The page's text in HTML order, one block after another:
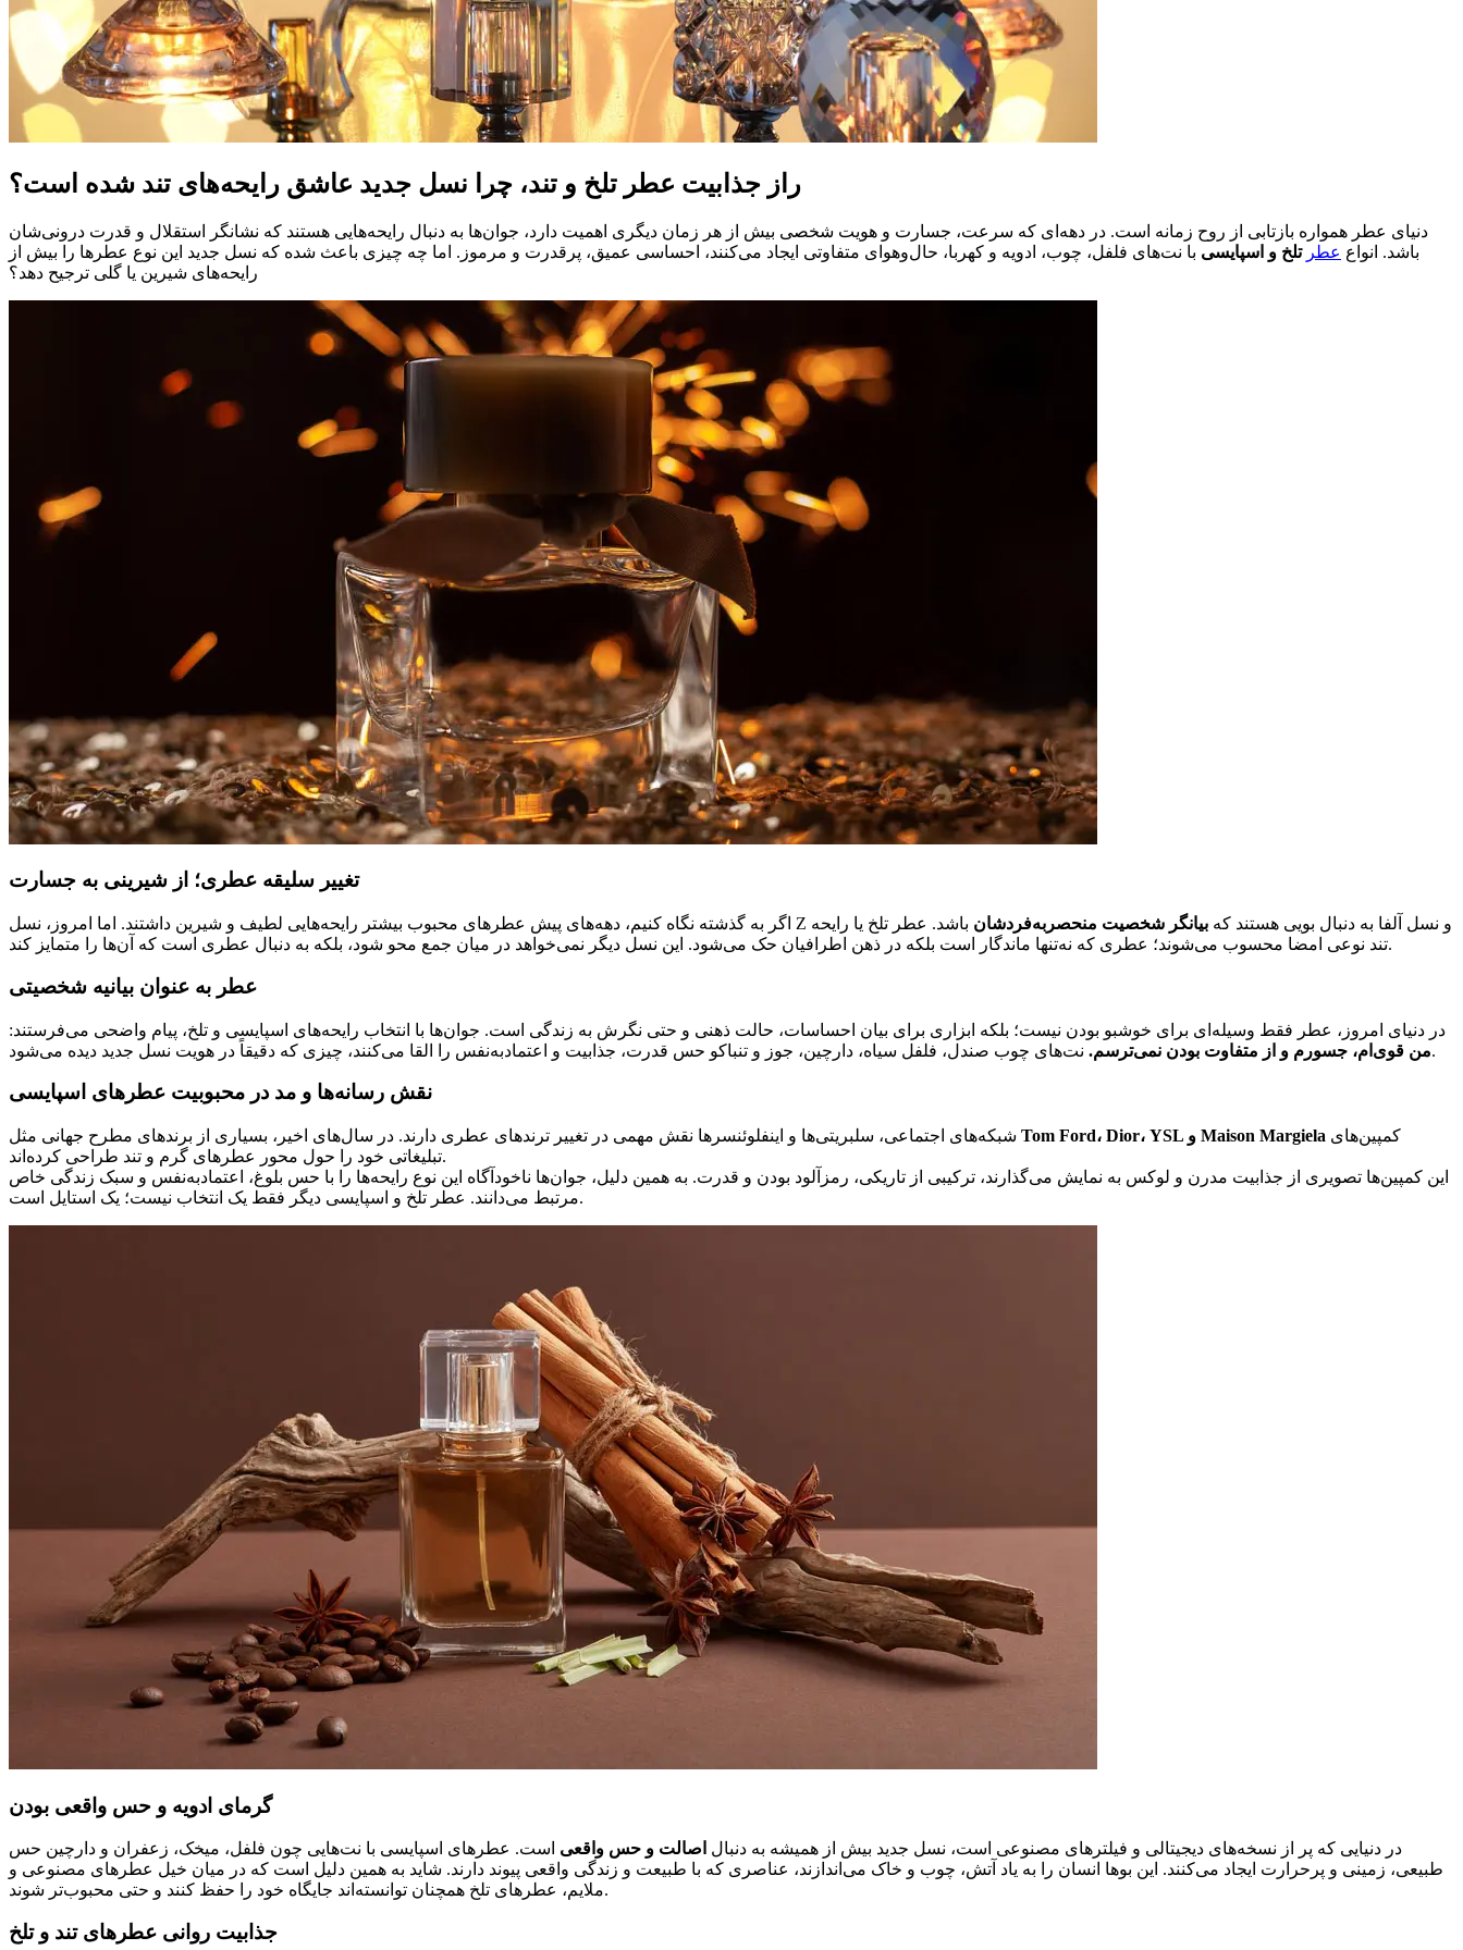
راز جذابیت عطر تلخ و تند، چرا نسل جدید عاشق رایحه‌های تند شده است؟
دنیای عطر همواره بازتابی از روح زمانه است. در دهه‌ای که سرعت، جسارت و هویت شخصی بیش از هر زمان دیگری اهمیت دارد، جوان‌ها به دنبال رایحه‌هایی هستند که نشانگر استقلال و قدرت درونی‌شان
باشد. انواع عطر تلخ و اسپایسی با نت‌های فلفل، چوب، ادویه و کهربا، حال‌و‌هوای متفاوتی ایجاد می‌کنند، احساسی عمیق، پرقدرت و مرموز. اما چه چیزی باعث شده که نسل جدید این نوع عطرها را بیش از
رایحه‌های شیرین یا گلی ترجیح دهد؟
تغییر سلیقه عطری؛ از شیرینی به جسارت
اگر به گذشته نگاه کنیم، دهه‌های پیش عطرهای محبوب بیشتر رایحه‌هایی لطیف و شیرین داشتند. اما امروز، نسل Z و نسل آلفا به دنبال بویی هستند که بیانگر شخصیت منحصربه‌فردشان باشد. عطر تلخ یا رایحه
تند نوعی امضا محسوب می‌شوند؛ عطری که نه‌تنها ماندگار است بلکه در ذهن اطرافیان حک می‌شود. این نسل دیگر نمی‌خواهد در میان جمع محو شود، بلکه به دنبال عطری است که آن‌ها را متمایز کند.
عطر به عنوان بیانیه شخصیتی
در دنیای امروز، عطر فقط وسیله‌ای برای خوشبو بودن نیست؛ بلکه ابزاری برای بیان احساسات، حالت ذهنی و حتی نگرش به زندگی است. جوان‌ها با انتخاب رایحه‌های اسپایسی و تلخ، پیام واضحی می‌فرستند:
من قوی‌ام، جسورم و از متفاوت بودن نمی‌ترسم.نت‌های چوب صندل، فلفل سیاه، دارچین، جوز و تنباکو حس قدرت، جذابیت و اعتمادبه‌نفس را القا می‌کنند، چیزی که دقیقاً در هویت نسل جدید دیده می‌شود.
نقش رسانه‌ها و مد در محبوبیت عطرهای اسپایسی
Tom Ford، Dior، YSL و Maison Margiela
تبلیغاتی خود را حول محور عطرهای گرم و تند طراحی کرده‌اند.
این کمپین‌ها تصویری از جذابیت مدرن و لوکس به نمایش می‌گذارند، ترکیبی از تاریکی، رمزآلود بودن و قدرت. به همین دلیل، جوان‌ها ناخودآگاه این نوع رایحه‌ها را با حس بلوغ، اعتمادبه‌نفس و سبک زندگی خاص
مرتبط می‌دانند. عطر تلخ و اسپایسی دیگر فقط یک انتخاب نیست؛ یک استایل است.
گرمای ادویه و حس واقعی بودن
در دنیایی که پر از نسخه‌های دیجیتالی و فیلترهای مصنوعی است، نسل جدید بیش از همیشه به دنبال اصالت و حس واقعی است. عطرهای اسپایسی با نت‌هایی چون فلفل، میخک، زعفران و دارچین حس
طبیعی، زمینی و پرحرارت ایجاد می‌کنند. این بوها انسان را به یاد آتش، چوب و خاک می‌اندازند، عناصری که با طبیعت و زندگی واقعی پیوند دارند. شاید به همین دلیل است که در میان خیل عطرهای مصنوعی و
ملایم، عطرهای تلخ همچنان توانسته‌اند جایگاه خود را حفظ کنند و حتی محبوب‌تر شوند.
جذابیت روانی عطرهای تند و تلخ